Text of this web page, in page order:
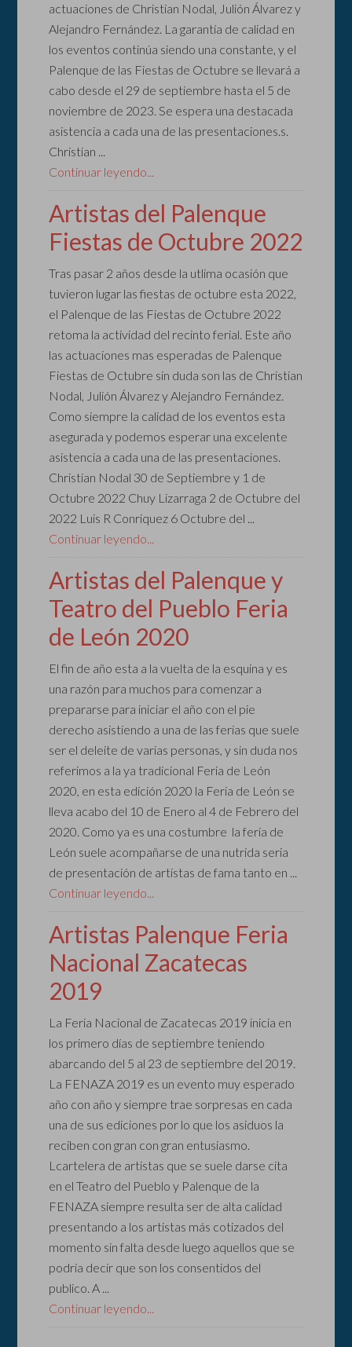
actuaciones de Christian Nodal, Julión Álvarez y
Alejandro Fernández. La garantía de calidad en
los eventos continúa siendo una constante, y el
Palenque de las Fiestas de Octubre se llevará a
cabo desde el 29 de septiembre hasta el 5 de
noviembre de 2023. Se espera una destacada
asistencia a cada una de las presentaciones.s.
Christian ...
Continuar leyendo...
Artistas del Palenque
Fiestas de Octubre 2022
Tras pasar 2 años desde la utlima ocasión que
tuvieron lugar las fiestas de octubre esta 2022,
el Palenque de las Fiestas de Octubre 2022
retoma la actividad del recinto ferial. Este año
las actuaciones mas esperadas de Palenque
Fiestas de Octubre sin duda son las de Christian
Nodal, Julión Álvarez y Alejandro Fernández.
Como siempre la calidad de los eventos esta
asegurada y podemos esperar una excelente
asistencia a cada una de las presentaciones.
Christian Nodal 30 de Septiembre y 1 de
Octubre 2022 Chuy Lizarraga 2 de Octubre del
2022 Luis R Conriquez 6 Octubre del ...
Continuar leyendo...
Artistas del Palenque y
Teatro del Pueblo Feria
de León 2020
El fin de año esta a la vuelta de la esquina y es
una razón para muchos para comenzar a
prepararse para iniciar el año con el pie
derecho asistiendo a una de las ferias que suele
ser el deleite de varias personas, y sin duda nos
referimos a la ya tradicional Feria de León
2020, en esta edición 2020 la Feria de León se
lleva acabo del 10 de Enero al 4 de Febrero del
2020. Como ya es una costumbre la feria de
León suele acompañarse de una nutrida seria
de presentación de artistas de fama tanto en ...
Continuar leyendo...
Artistas Palenque Feria
Nacional Zacatecas
2019
La Feria Nacional de Zacatecas 2019 inicia en
los primero días de septiembre teniendo
abarcando del 5 al 23 de septiembre del 2019.
La FENAZA 2019 es un evento muy esperado
año con año y siempre trae sorpresas en cada
una de sus ediciones por lo que los asiduos la
reciben con gran con gran entusiasmo.
Lcartelera de artistas que se suele darse cita
en el Teatro del Pueblo y Palenque de la
FENAZA siempre resulta ser de alta calidad
presentando a los artistas más cotizados del
momento sin falta desde luego aquellos que se
podría decir que son los consentidos del
publico. A ...
Continuar leyendo...